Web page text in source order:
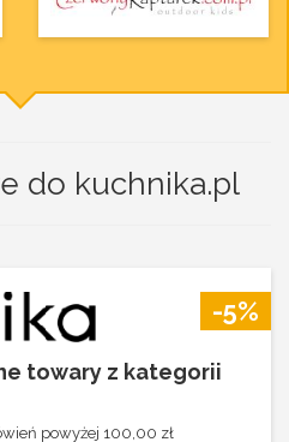
do kuchnika.pl
-5%
towary z kategorii
powyżej 100,00 zł